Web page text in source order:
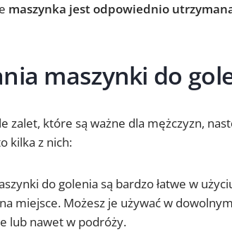
maszynka jest odpowiednio
maszynki do
zalet, które są ważne dla mężczyzn,
kilka z nich:
do golenia są bardzo łatwe w
miejsce. Możesz je używać w
lub nawet w podróży.